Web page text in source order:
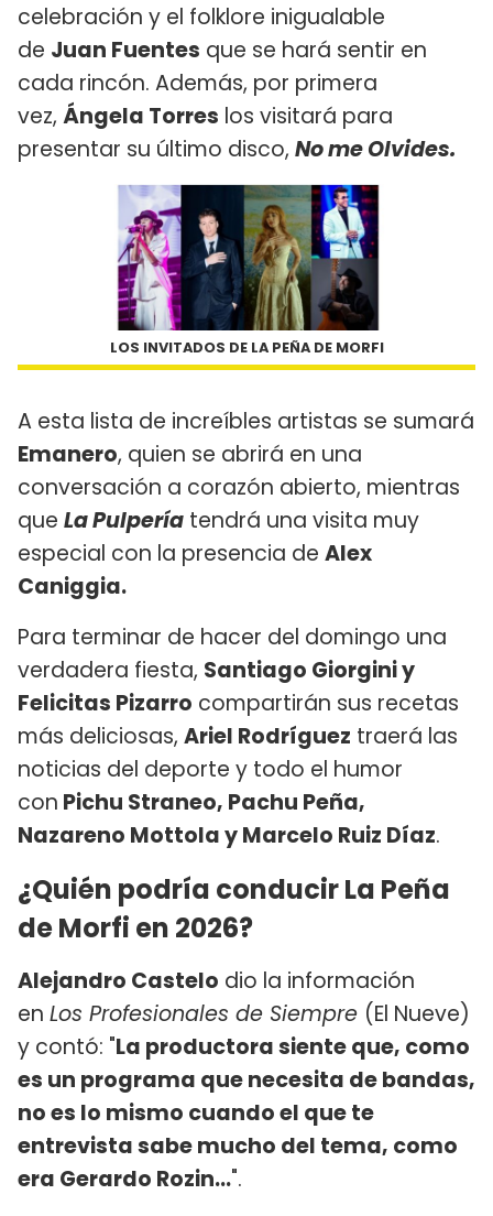
celebración y el folklore inigualable
de Juan Fuentes que se hará sentir en
cada rincón. Además, por primera
vez, Ángela Torres los visitará para
presentar su último disco, No me Olvides.
LOS INVITADOS DE LA PEÑA DE MORFI
A esta lista de increíbles artistas se sumará
Emanero, quien se abrirá en una
conversación a corazón abierto, mientras
que La Pulpería tendrá una visita muy
especial con la presencia de Alex
Caniggia.
Para terminar de hacer del domingo una
verdadera fiesta, Santiago Giorgini y
Felicitas Pizarro compartirán sus recetas
más deliciosas, Ariel Rodríguez traerá las
noticias del deporte y todo el humor
con Pichu Straneo, Pachu Peña,
Nazareno Mottola y Marcelo Ruiz Díaz.
¿Quién podría conducir La Peña
de Morfi en 2026?
Alejandro Castelo dio la información
en Los Profesionales de Siempre (El Nueve)
y contó: "La productora siente que, como
es un programa que necesita de bandas,
no es lo mismo cuando el que te
entrevista sabe mucho del tema, como
era Gerardo Rozin...".